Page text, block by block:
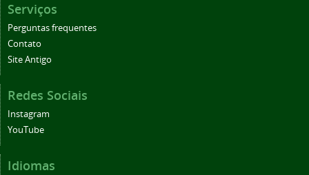
Serviços
Perguntas frequentes
Contato
Site Antigo
Redes Sociais
Instagram
YouTube
Idiomas